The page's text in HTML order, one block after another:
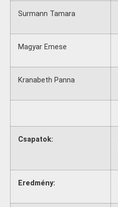
Surmann Tamara
Magyar Emese
Kranabeth Panna
Csapatok:
Eredmény: